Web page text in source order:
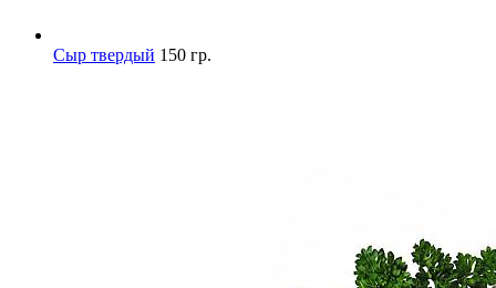
Сыр твердый 150 гр.